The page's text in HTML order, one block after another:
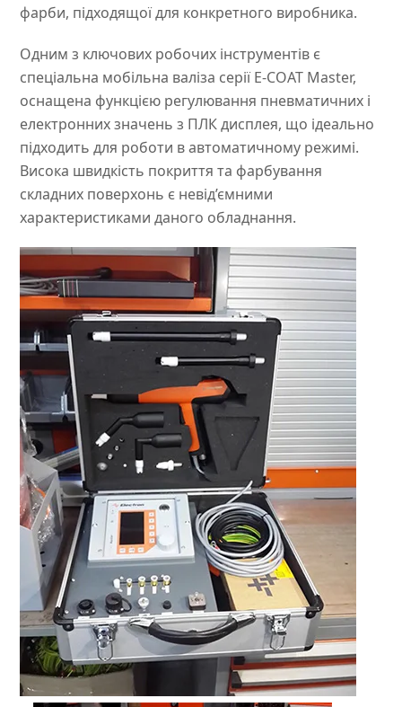
фарби, підходящої для конкретного виробника.
Одним з ключових робочих інструментів є
спеціальна мобільна валіза серії E-COAT Master,
оснащена функцією регулювання пневматичних і
електронних значень з ПЛК дисплея, що ідеально
підходить для роботи в автоматичному режимі.
Висока швидкість покриття та фарбування
складних поверхонь є невід’ємними
характеристиками даного обладнання.